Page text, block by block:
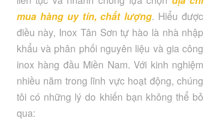
mua hàng uy tín, chất lượng. Hiểu được
điều này, Inox Tân Sơn tự hào là nhà nhập
khẩu và phân phối nguyên liệu và gia công
inox hàng đầu Miền Nam. Với kinh nghiệm
nhiều năm trong lĩnh vực hoạt động, chúng
tôi có những lý do khiến bạn không thể bỏ
qua: